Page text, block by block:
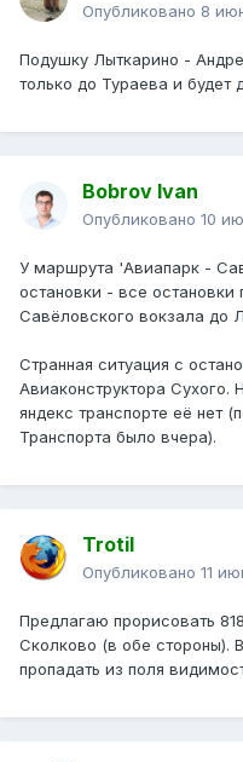
Опубликовано 8
Подушку Лыткарино -
только до Тураева и будет
Bobrov Ivan
Опубликовано 10
У маршрута 'Авиапарк -
остановки - все остановки
Савёловского вокзала до
Странная ситуация с
Авиаконструктора Сухого.
яндекс транспорте её нет
Транспорта было вчера).
Trotil
Опубликовано 11
Предлагаю прорисовать
Сколково (в обе стороны).
пропадать из поля